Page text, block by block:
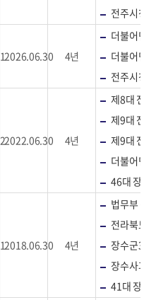
전주시청
2026.06.30 4년
더불어민
더불어민
전주시청
2022.06.30 4년
제8대 전
제9대 전
제9대 전
더불어민
46대 장수
2018.06.30 4년
법무부 갱
전라북도
장수군3대
장수사과
41대 장수